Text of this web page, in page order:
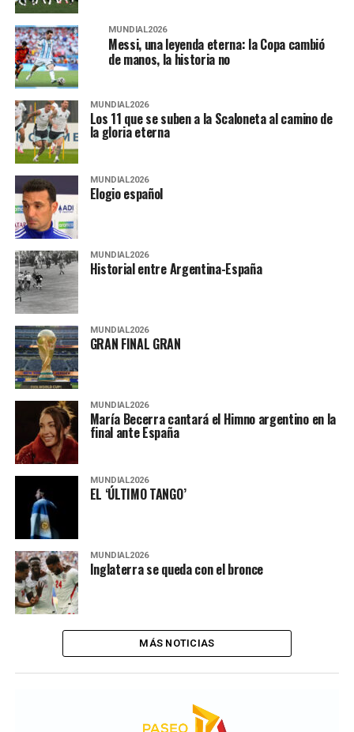
MUNDIAL2026
Messi, una leyenda eterna: la Copa cambió
de manos, la historia no
MUNDIAL2026
Los 11 que se suben a la Scaloneta al camino de
la gloria eterna
MUNDIAL2026
Elogio español
MUNDIAL2026
Historial entre Argentina-España
MUNDIAL2026
GRAN FINAL GRAN
MUNDIAL2026
María Becerra cantará el Himno argentino en la
final ante España
MUNDIAL2026
EL ‘ÚLTIMO TANGO’
MUNDIAL2026
Inglaterra se queda con el bronce
MÁS NOTICIAS